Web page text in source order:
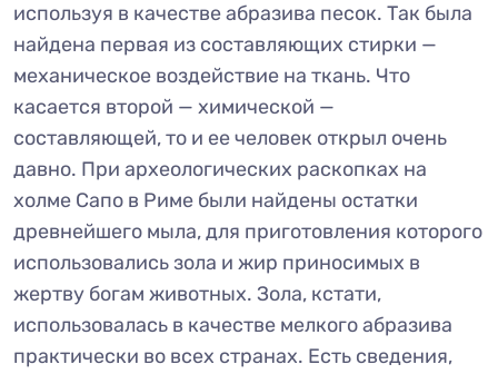
используя в качестве абразива песок. Так была
найдена первая из составляющих стирки —
механическое воздействие на ткань. Что
касается второй — химической —
составляющей, то и ее человек открыл очень
давно. При археологических раскопках на
холме Сапо в Риме были найдены остатки
древнейшего мыла, для приготовления которого
использовались зола и жир приносимых в
жертву богам животных. Зола, кстати,
использовалась в качестве мелкого абразива
практически во всех странах. Есть сведения,